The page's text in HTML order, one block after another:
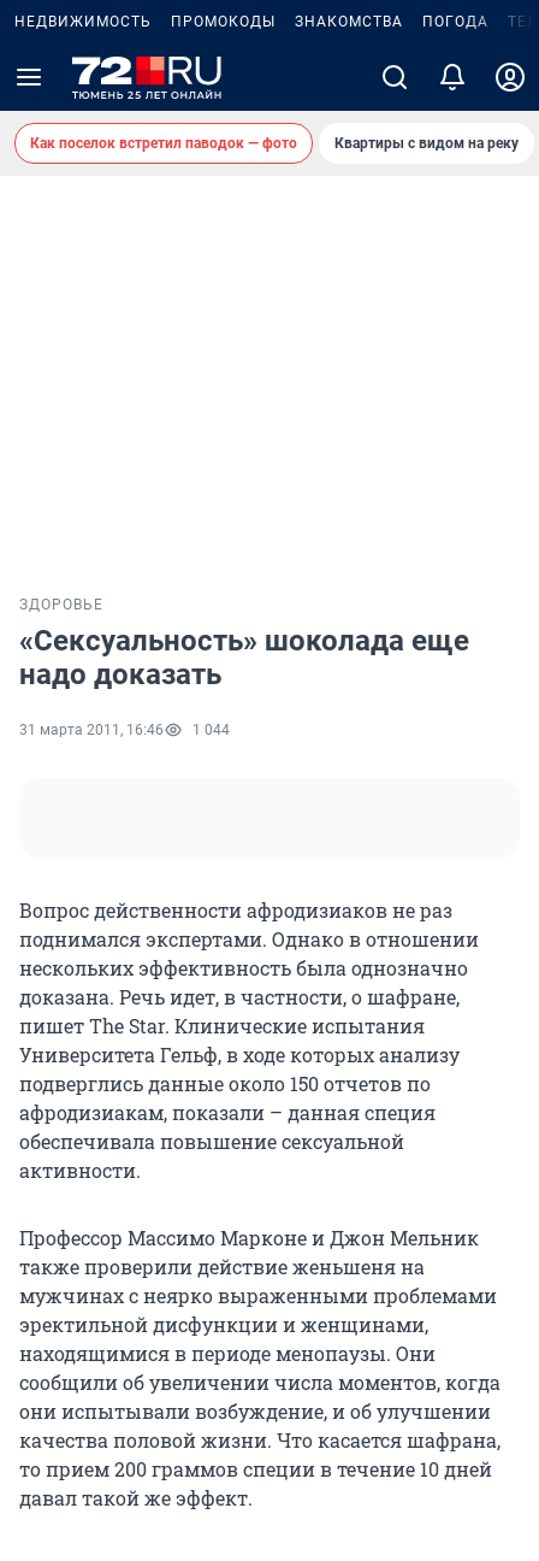
НЕДВИЖИМОСТЬ ПРОМОКОДЫ ЗНАКОМСТВА ПОГОДА
Как поселок встретил паводок — фото Квартиры с видом на реку
ЗДОРОВЬЕ
«Сексуальность» шоколада еще
надо доказать
31 марта 2011, 16:46 1 044
Вопрос действенности афродизиаков не раз
поднимался экспертами. Однако в отношении
нескольких эффективность была однозначно
доказана. Речь идет, в частности, о шафране,
пишет The Star. Клинические испытания
Университета Гельф, в ходе которых анализу
подверглись данные около 150 отчетов по
афродизиакам, показали – данная специя
обеспечивала повышение сексуальной
активности.
Профессор Массимо Марконе и Джон Мельник
также проверили действие женьшеня на
мужчинах с неярко выраженными проблемами
эректильной дисфункции и женщинами,
находящимися в периоде менопаузы. Они
сообщили об увеличении числа моментов, когда
они испытывали возбуждение, и об улучшении
качества половой жизни. Что касается шафрана,
то прием 200 граммов специи в течение 10 дней
давал такой же эффект.